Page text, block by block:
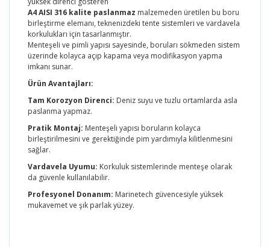
A4 AISI 316 kalite paslanmaz malzemeden üretilen bu boru
birleştirme elemanı, teknenizdeki tente sistemleri ve vardavela
korkulukları için tasarlanmıştır.
Menteşeli ve pimli yapısı sayesinde, boruları sökmeden sistem
üzerinde kolayca açıp kapama veya modifikasyon yapma
imkanı sunar.
Ürün Avantajları:
Tam Korozyon Direnci: Deniz suyu ve tuzlu ortamlarda asla
paslanma yapmaz.
Pratik Montaj: Menteşeli yapısı boruların kolayca
birleştirilmesini ve gerektiğinde pim yardımıyla kilitlenmesini
sağlar.
Vardavela Uyumu: Korkuluk sistemlerinde menteşe olarak
da güvenle kullanılabilir.
Profesyonel Donanım: Marinetech güvencesiyle yüksek
mukavemet ve şık parlak yüzey.